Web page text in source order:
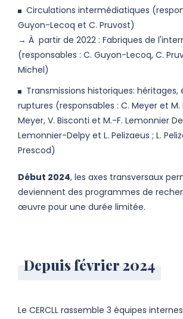
Circulations intermédiatiques
Guyon-Lecoq et C. Pruvost)
→ À partir de 2022 : Fabriques de
(responsables : C. Guyon-Lecoq, C.
Michel)
Transmissions historiques: héritages,
ruptures (responsables : C. Meyer et M.
Meyer, V. Bisconti et M.-F. Lemonnier
Lemonnier-Delpy et L. Pelizaeus ; L.
Prescod)
Début 2024, les axes transversaux
deviennent des programmes de
œuvre pour une durée limitée.
Depuis février 2024
Le CERCLL rassemble 3 équipes